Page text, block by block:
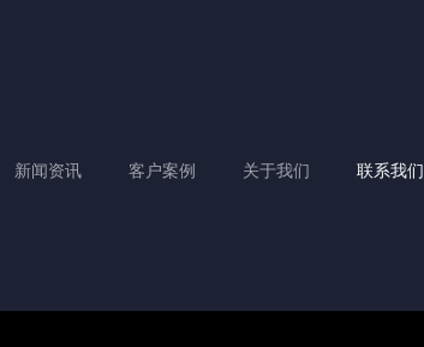
新闻资讯 客户案例 关于我们 联系我们